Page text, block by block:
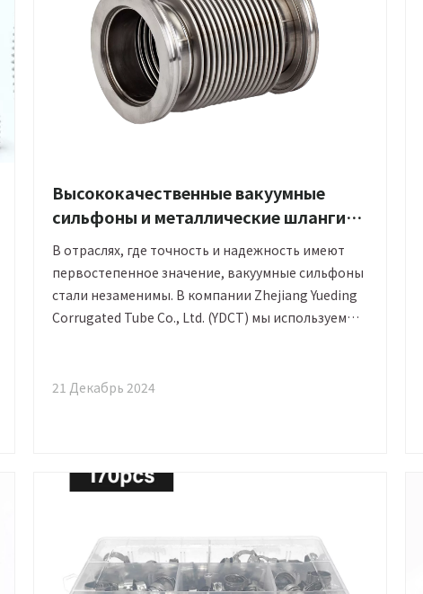
Высококачественные вакуумные
сильфоны и металлические шланги
от Yueding
В отраслях, где точность и надежность имеют
первостепенное значение, вакуумные сильфоны
стали незаменимы. В компании Zhejiang Yueding
Corrugated Tube Co., Ltd. (YDCT) мы используем
металлических шлангов и компенсаторов,
21 Декабрь 2024